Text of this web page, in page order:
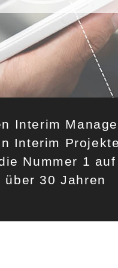
Interim
Interim
Nummer 1 auf
30 Jahren